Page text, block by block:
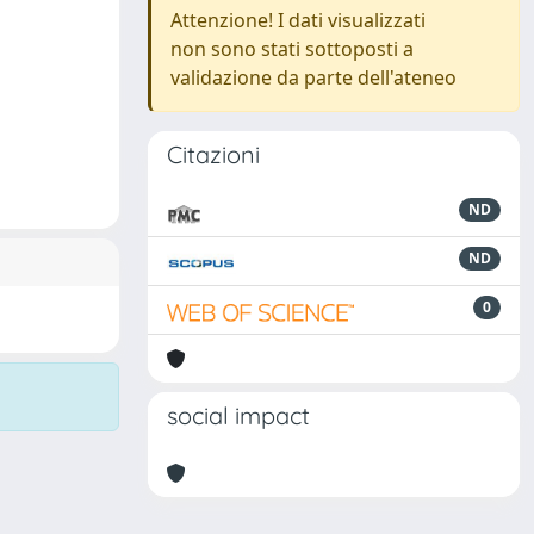
Attenzione! I dati visualizzati
non sono stati sottoposti a
validazione da parte dell'ateneo
Citazioni
ND
ND
0
social impact